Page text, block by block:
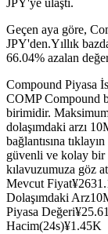
USDC
USDC'yi
JPY'ye ulaştı.
Geçen aya göre,
JPY'den.Yıllık
66.04% azalan
Compound Piyasa
COMP Compound
birimidir.
dolaşımdaki arzı
bağlantısına
güvenli ve kolay bir
kılavuzumuza göz
Mevcut Fiyat¥
Dolaşımdaki Arz
Piyasa Değeri¥
Hacim(24s)¥1.45K